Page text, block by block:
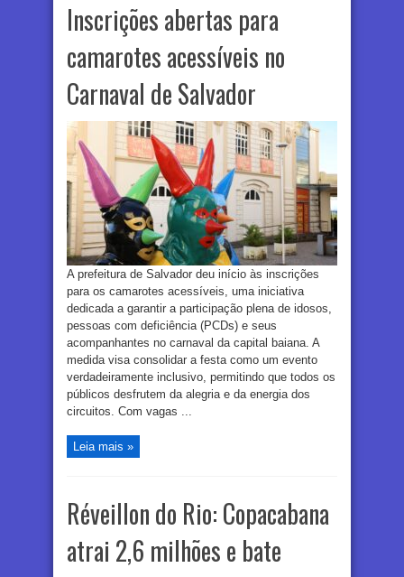
Inscrições abertas para
camarotes acessíveis no
Carnaval de Salvador
A prefeitura de Salvador deu início às inscrições
para os camarotes acessíveis, uma iniciativa
dedicada a garantir a participação plena de idosos,
pessoas com deficiência (PCDs) e seus
acompanhantes no carnaval da capital baiana. A
medida visa consolidar a festa como um evento
verdadeiramente inclusivo, permitindo que todos os
públicos desfrutem da alegria e da energia dos
circuitos. Com vagas ...
Leia mais »
Réveillon do Rio: Copacabana
atrai 2,6 milhões e bate